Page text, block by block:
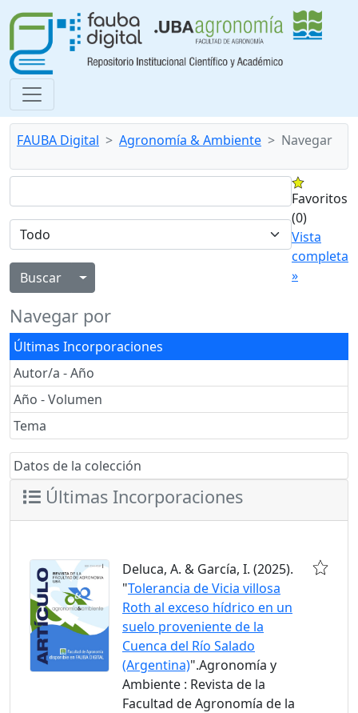
FAUBA Digital Agronomía & Ambiente Navegar
Alternar menú desplegable
Favoritos
(0)
Vista
completa
»
Navegar por
Últimas Incorporaciones
Autor/a - Año
Año - Volumen
Tema
Datos de la colección
Últimas Incorporaciones
Deluca, A. & García, I. (2025).
"Tolerancia de Vicia villosa
Roth al exceso hídrico en un
suelo proveniente de la
Cuenca del Río Salado
(Argentina)".Agronomía y
Ambiente : Revista de la
Facultad de Agronomía de la